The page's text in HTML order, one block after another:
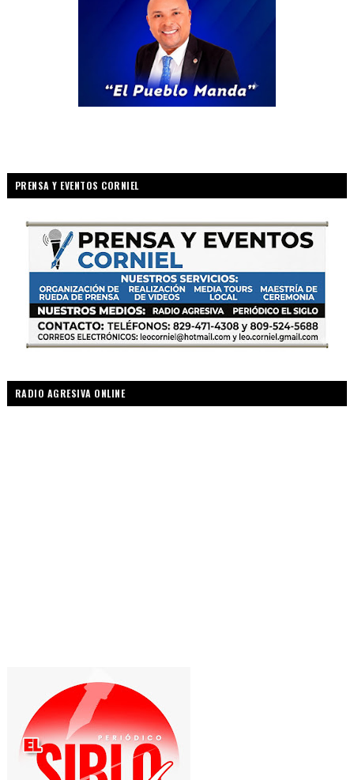
PRENSA Y EVENTOS CORNIEL
RADIO AGRESIVA ONLINE